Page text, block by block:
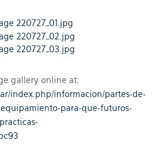
gallery online at:
index.php/informacion/partes-de-
para-que-futuros-